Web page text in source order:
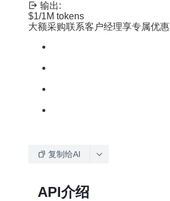
输出:
$1/1M tokens
大额采购联系客户经理享专属优惠
复制给AI
API介绍